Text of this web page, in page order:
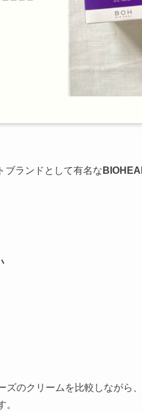
ブランドとして有名な
のクリームを比較しながら、
。